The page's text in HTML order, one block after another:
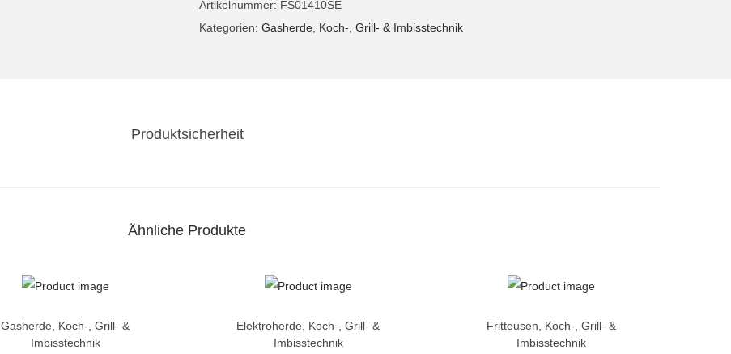
r
k
Artikelnummer: FS01410SE
Kategorien: Gasherde Koch-, Grill- & Imbisstechnik
Produktsicherheit
Ähnliche Produkte
Gasherde, Koch-, Grill- &
Imbisstechnik
Elektroherde, Koch-, Grill- &
Imbisstechnik
Fritteusen, Koch-, Grill- &
Imbisstechnik